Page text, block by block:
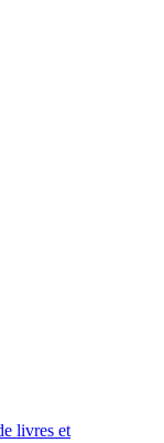
livres et